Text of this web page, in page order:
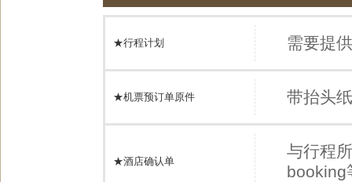
★行程计划 需要提
★机票预订单原件 带抬头
★酒店确认单
与行程
booking